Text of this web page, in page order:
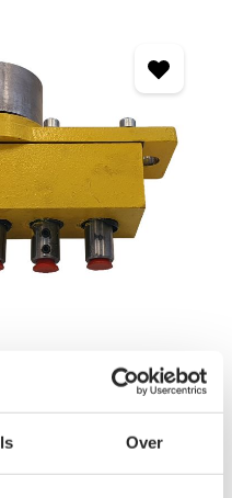
Over